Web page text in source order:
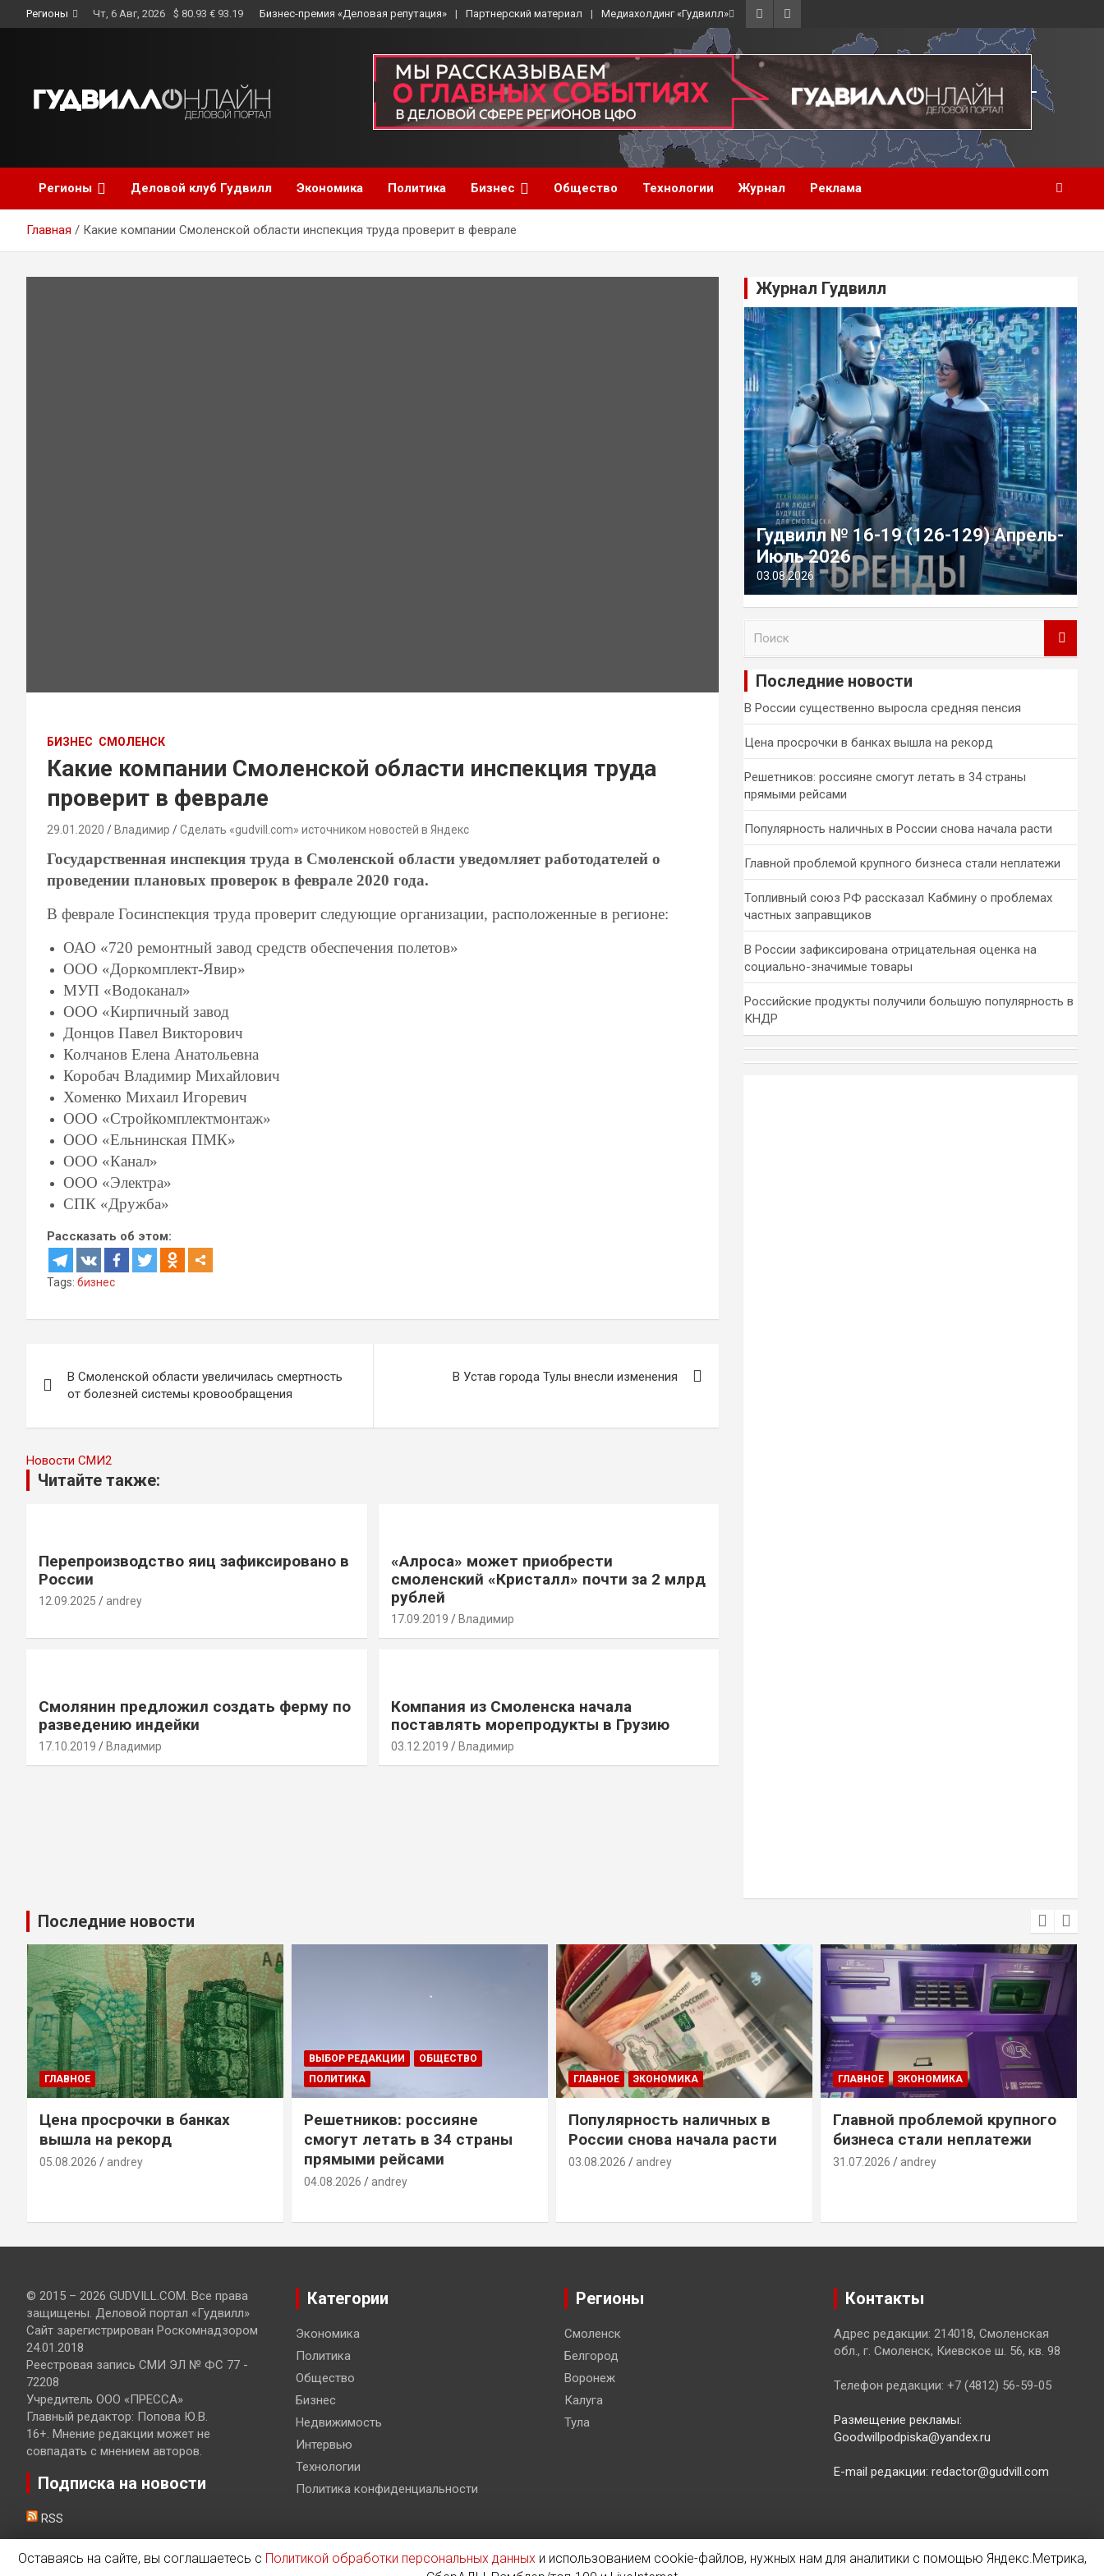
to
Регионы Чт, 6 Авг, 2026 $ 80.93 € 93.19 Бизнес-премия «Деловая репутация» Партнерский материал Медиахолдинг «Гудвилл»
Регионы Деловой клуб Гудвилл Экономика Политика Бизнес Общество Технологии Журнал Реклама
Главная Какие компании Смоленской области инспекция труда проверит в феврале
БИЗНЕС СМОЛЕНСК
Какие компании Смоленской области инспекция труда
проверит в феврале
29.01.2020 Владимир Сделать «gudvill.com» источником новостей в Яндекс
Государственная инспекция труда в Смоленской области уведомляет работодателей о
проведении плановых проверок в феврале 2020 года.
В феврале Госинспекция труда проверит следующие организации, расположенные в регионе:
ОАО «720 ремонтный завод средств обеспечения полетов»
ООО «Доркомплект-Явир»
МУП «Водоканал»
ООО «Кирпичный завод
Донцов Павел Викторович
Колчанов Елена Анатольевна
Коробач Владимир Михайлович
Хоменко Михаил Игоревич
ООО «Стройкомплектмонтаж»
ООО «Ельнинская ПМК»
ООО «Канал»
ООО «Электра»
СПК «Дружба»
Рассказать об этом:
Tags: бизнес
по
записям
В Смоленской области увеличилась смертность
от болезней системы кровообращения
В Устав города Тулы внесли изменения
Новости СМИ2
Читайте также:
Перепроизводство яиц зафиксировано в
России
12.09.2025 andrey
«Алроса» может приобрести
смоленский «Кристалл» почти за 2 млрд
рублей
17.09.2019 Владимир
Смолянин предложил создать ферму по
разведению индейки
17.10.2019 Владимир
Компания из Смоленска начала
поставлять морепродукты в Грузию
03.12.2019 Владимир
Журнал Гудвилл
Гудвилл № 16-19 (126-129) Апрель-
Июль 2026
03.08.2026
и
Последние новости
В России существенно выросла средняя пенсия
Цена просрочки в банках вышла на рекорд
Решетников: россияне смогут летать в 34 страны
прямыми рейсами
Популярность наличных в России снова начала расти
Главной проблемой крупного бизнеса стали неплатежи
Топливный союз РФ рассказал Кабмину о проблемах
частных заправщиков
В России зафиксирована отрицательная оценка на
социально-значимые товары
Российские продукты получили большую популярность в
КНДР
Последние новости
ГЛАВНОЕ
Цена просрочки в банках
вышла на рекорд
05.08.2026 andrey
ВЫБОР РЕДАКЦИИ
ОБЩЕСТВО
ПОЛИТИКА
Решетников: россияне
смогут летать в 34 страны
прямыми рейсами
04.08.2026 andrey
ГЛАВНОЕ ЭКОНОМИКА
Популярность наличных в
России снова начала расти
03.08.2026 andrey
ГЛАВНОЕ ЭКОНОМИКА
Главной проблемой крупного
бизнеса стали неплатежи
31.07.2026 andrey
© 2015 – 2026 GUDVILL.COM. Все права
защищены. Деловой портал «Гудвилл»
Сайт зарегистрирован Роскомнадзором
24.01.2018
Реестровая запись СМИ ЭЛ № ФС 77 -
72208
Учредитель ООО «ПРЕССА»
Главный редактор: Попова Ю.В.
16+. Мнение редакции может не
совпадать с мнением авторов.
Подписка на новости
RSS
Категории
Экономика
Политика
Общество
Бизнес
Недвижимость
Интервью
Технологии
Политика конфиденциальности
Регионы
Смоленск
Белгород
Воронеж
Калуга
Тула
Контакты
Адрес редакции: 214018, Смоленская
обл., г. Смоленск, Киевское ш. 56, кв. 98
Телефон редакции: +7 (4812) 56-59-05
Размещение рекламы:
Goodwillpodpiska@yandex.ru
E-mail редакции: redactor@gudvill.com
Оставаясь на сайте, вы соглашаетесь с Политикой обработки персональных данныхи использованием cookie-файлов, нужных нам для аналитики с помощью Яндекс.Метрика,